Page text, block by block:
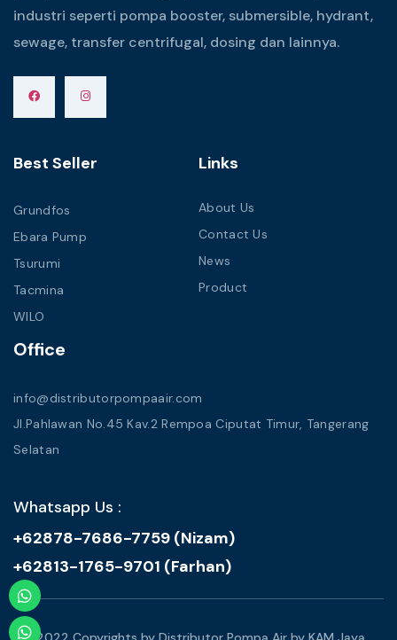
industri seperti pompa booster, submersible, hydrant,
sewage, transfer centrifugal, dosing dan lainnya.
Best Seller
Grundfos
Ebara Pump
Tsurumi
Tacmina
WILO
Links
About Us
Contact Us
News
Product
Office
info@distributorpompaair.com
Jl.Pahlawan No.45 Kav.2 Rempoa Ciputat Timur, Tangerang
Selatan
Whatsapp Us :
+62878-7686-7759 (Nizam)
+62813-1765-9701 (Farhan)